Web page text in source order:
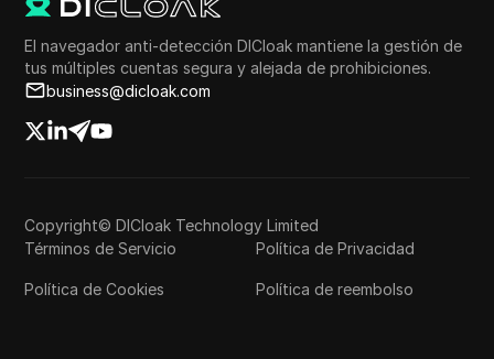
El navegador anti-detección DICloak mantiene la gestión de
tus múltiples cuentas segura y alejada de prohibiciones.
business@dicloak.com
Copyright© DICloak Technology Limited
Términos de Servicio
Política de Privacidad
Política de Cookies Política de reembolso